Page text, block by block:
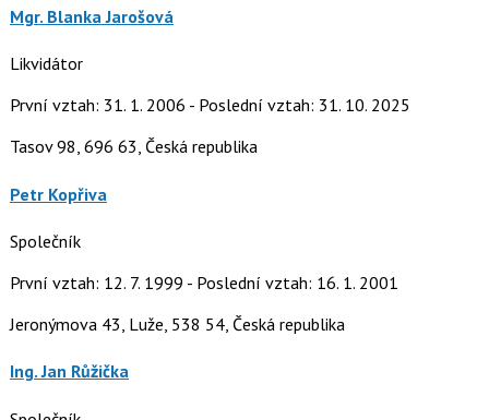
Mgr. Blanka Jarošová
Likvidátor
První vztah: 31. 1. 2006 - Poslední vztah: 31. 10. 2025
Tasov 98, 696 63, Česká republika
Petr Kopřiva
Společník
První vztah: 12. 7. 1999 - Poslední vztah: 16. 1. 2001
Jeronýmova 43, Luže, 538 54, Česká republika
Ing. Jan Růžička